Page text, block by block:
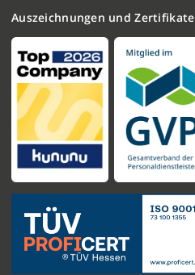
Auszeichnungen und Zertifikate